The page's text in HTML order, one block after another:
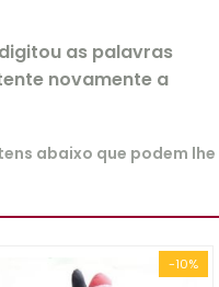
as palavras
novamente a
abaixo que podem lhe
-10%